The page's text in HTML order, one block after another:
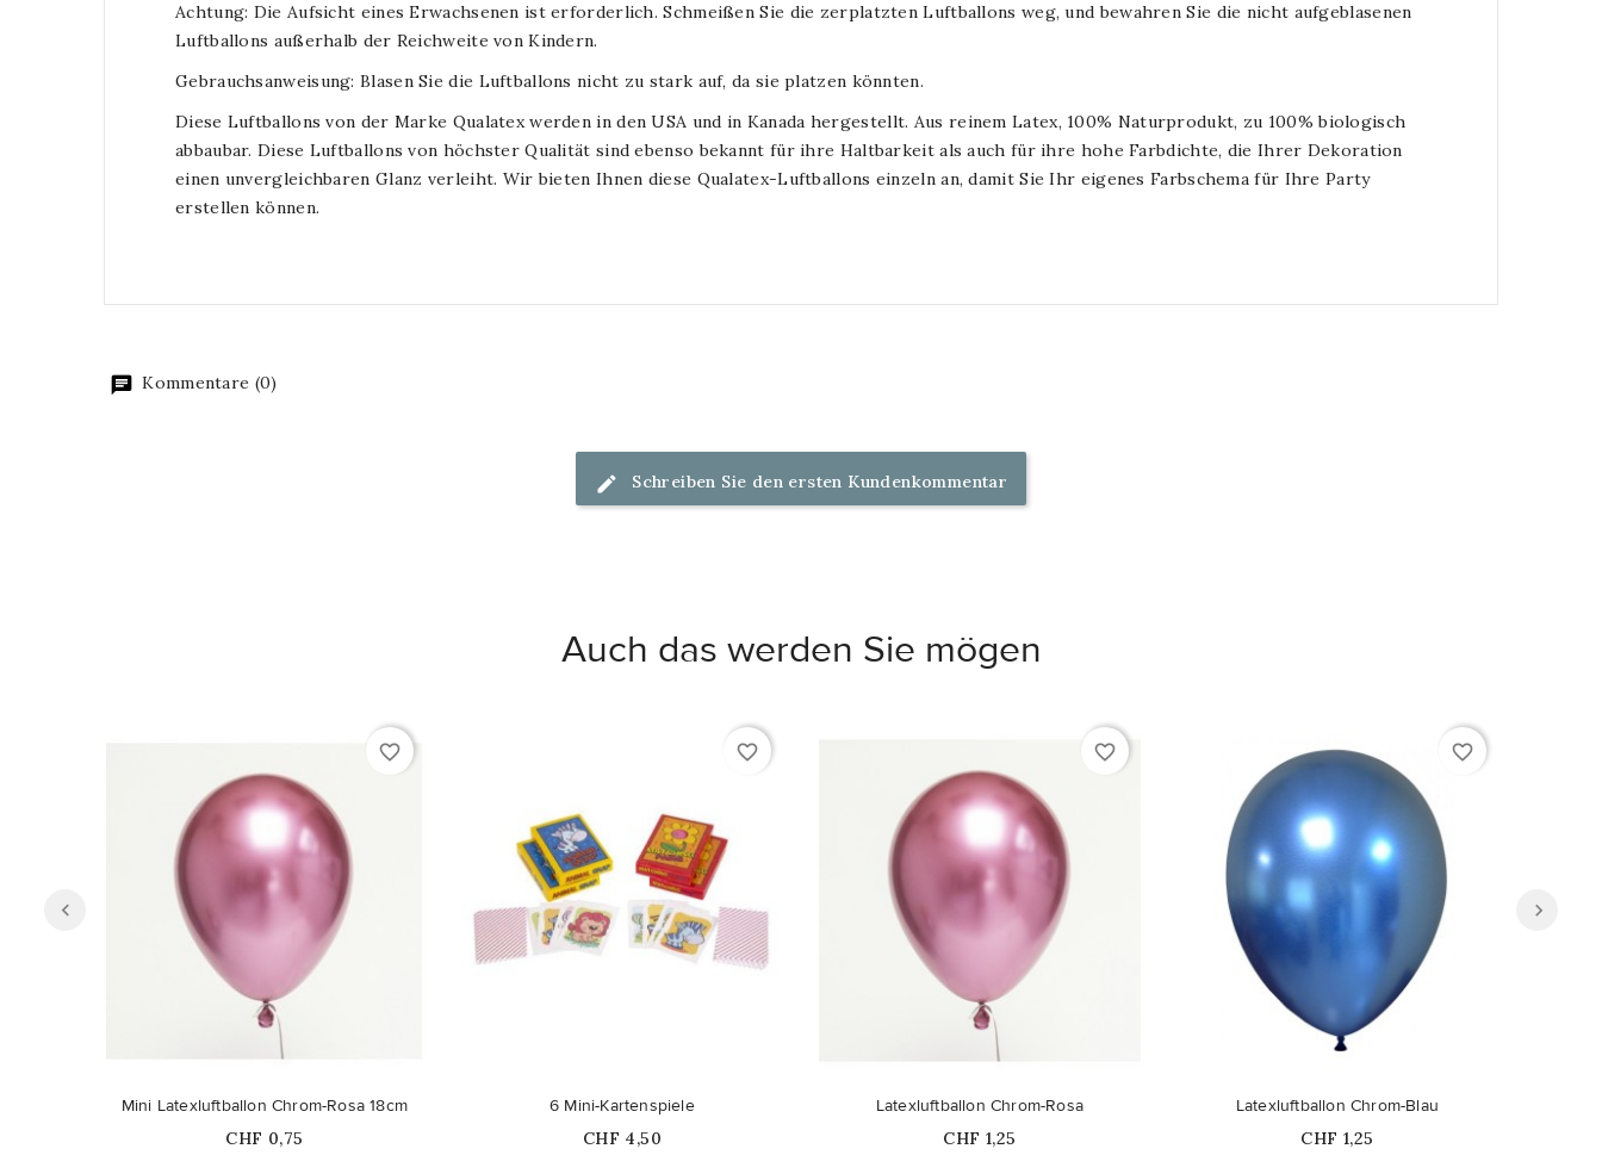
Achtung: Die Aufsicht eines Erwachsenen ist erforderlich. Schmeißen Sie die zerplatzten Luftballons weg, und bewahren Sie die nicht aufgeblasenen
Luftballons außerhalb der Reichweite von Kindern.
Gebrauchsanweisung: Blasen Sie die Luftballons nicht zu stark auf, da sie platzen könnten.
Diese Luftballons von der Marke Qualatex werden in den USA und in Kanada hergestellt. Aus reinem Latex, 100% Naturprodukt, zu 100% biologisch
abbaubar. Diese Luftballons von höchster Qualität sind ebenso bekannt für ihre Haltbarkeit als auch für ihre hohe Farbdichte, die Ihrer Dekoration
einen unvergleichbaren Glanz verleiht. Wir bieten Ihnen diese Qualatex-Luftballons einzeln an, damit Sie Ihr eigenes Farbschema für Ihre Party
erstellen können.
Kommentare (0)
Schreiben Sie den ersten Kundenkommentar
Auch das werden Sie mögen
favorite_border
Mini Latexluftballon Chrom-Rosa 18cm
Price
CHF 0,75
favorite_border
6 Mini-Kartenspiele
Price
CHF 4,50
Nicht auf Lager
favorite_border
Latexluftballon Chrom-Rosa
Price
CHF 1,25
favorite_border
Latexluftballon Chrom-Blau
Price
CHF 1,25